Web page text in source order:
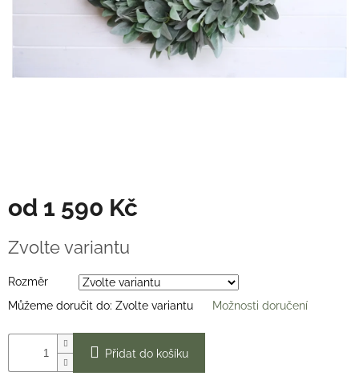
Hodnocení
(FAQ)
mně
Přihlášení
od 1 590 Kč
cena:
Zvolte variantu
Rozměr
Můžeme doručit do: Zvolte variantu Možnosti doručení
Přidat do košíku